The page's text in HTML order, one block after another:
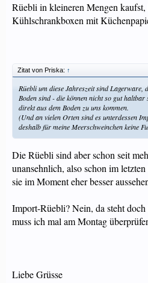
Rüebli in kleineren Mengen kaufst,
Kühlschrankboxen mit
Zitat von Priska: ↑
Rüebli um diese Jahreszeit sind Lagerware,
Boden sind - die können nicht so gut
direkt aus dem Boden zu uns kommen.
(Und an vielen Orten sind es unterdessen
deshalb für meine Meerschweinchen keine
Die Rüebli sind aber schon seit
unansehnlich, also schon im
sie im Moment eher besser
Import-Rüebli? Nein, da steht
muss ich mal am Montag
Liebe Grüsse